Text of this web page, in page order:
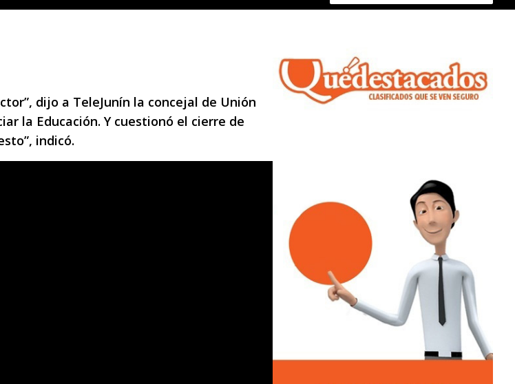
dijo a TeleJunín la concejal de Unión
la Educación. Y cuestionó el cierre de
indicó.